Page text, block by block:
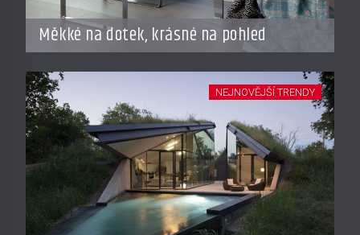
Měkké na dotek, krásné na pohled
NEJNOVĚJŠÍ TRENDY